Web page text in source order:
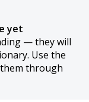
yet
— they will
Use the
through